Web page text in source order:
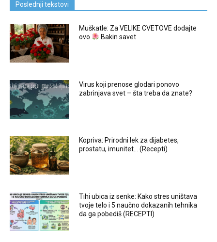
Poslednji tekstovi
Muškatle: Za VELIKE CVETOVE dodajte
ovo
Bakin savet
Virus koji prenose glodari ponovo
zabrinjava svet – šta treba da znate?
Kopriva: Prirodni lek za dijabetes,
prostatu, imunitet… (Recepti)
Tihi ubica iz senke: Kako stres uništava
tvoje telo i 5 naučno dokazanih tehnika
da ga pobediš (RECEPTI)